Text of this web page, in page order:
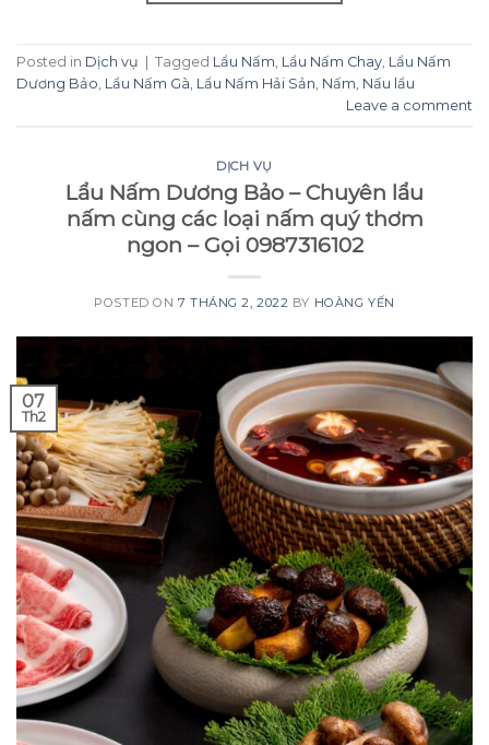
Posted in Dịch vụ Tagged Lẩu Nấm, Lẩu Nấm Chay, Lẩu Nấm
Dương Bảo, Lẩu Nấm Gà, Lẩu Nấm Hải Sản, Nấm, Nấu lẩu
Leave a comment
DỊCH VỤ
Lẩu Nấm Dương Bảo – Chuyên lẩu
nấm cùng các loại nấm quý thơm
ngon – Gọi 0987316102
POSTED ON 7 THÁNG 2, 2022 BY HOÀNG YẾN
07
Th2